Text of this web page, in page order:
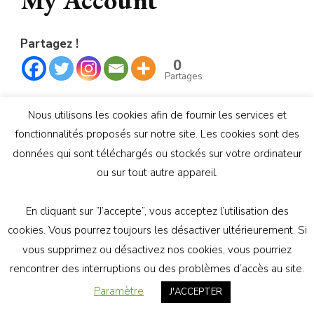
Partagez !
0
Partages
réservés.Vilva | Développé parBlossom Themes.
Propulsé parWordPress politique de confidentialité
Nous utilisons les cookies afin de fournir les services et
fonctionnalités proposés sur notre site. Les cookies sont des
données qui sont téléchargés ou stockés sur votre ordinateur
ou sur tout autre appareil.
En cliquant sur ”J’accepte”, vous acceptez l’utilisation des
cookies. Vous pourrez toujours les désactiver ultérieurement. Si
vous supprimez ou désactivez nos cookies, vous pourriez
rencontrer des interruptions ou des problèmes d’accès au site.
Paramètre
J'ACCEPTER